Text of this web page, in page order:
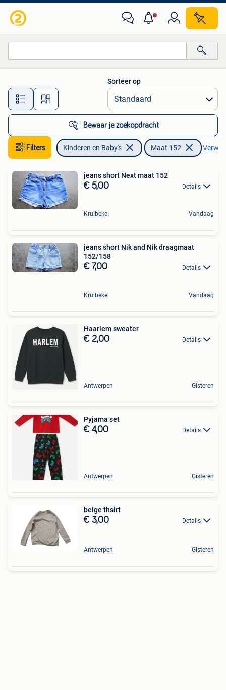
Alle afstanden…
Sorteer op
Bewaar je zoekopdracht
Filters Kinderen en Baby's Maat 152
jeans short Next maat 152
€ 5,00 Details
Kruibeke Vandaag
jeans short Nik and Nik draagmaat
152/158
€ 7,00 Details
Kruibeke Vandaag
Haarlem sweater
€ 2,00 Details
Antwerpen Gisteren
Pyjama set
€ 4,00 Details
Antwerpen Gisteren
beige thsirt
€ 3,00 Details
Antwerpen Gisteren